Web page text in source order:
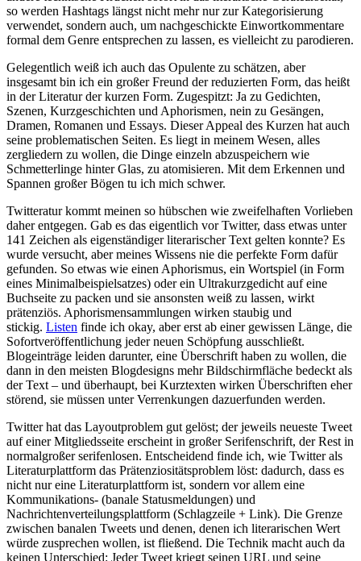
so werden Hashtags längst nicht mehr nur zur Kategorisierung
verwendet, sondern auch, um nachgeschickte Einwortkommentare
formal dem Genre entsprechen zu lassen, es vielleicht zu parodieren.
Gelegentlich weiß ich auch das Opulente zu schätzen, aber
insgesamt bin ich ein großer Freund der reduzierten Form, das heißt
in der Literatur der kurzen Form. Zugespitzt: Ja zu Gedichten,
Szenen, Kurzgeschichten und Aphorismen, nein zu Gesängen,
Dramen, Romanen und Essays. Dieser Appeal des Kurzen hat auch
seine problematischen Seiten. Es liegt in meinem Wesen, alles
zergliedern zu wollen, die Dinge einzeln abzuspeichern wie
Schmetterlinge hinter Glas, zu atomisieren. Mit dem Erkennen und
Spannen großer Bögen tu ich mich schwer.
Twitteratur kommt meinen so hübschen wie zweifelhaften Vorlieben
daher entgegen. Gab es das eigentlich vor Twitter, dass etwas unter
141 Zeichen als eigenständiger literarischer Text gelten konnte? Es
wurde versucht, aber meines Wissens nie die perfekte Form dafür
gefunden. So etwas wie einen Aphorismus, ein Wortspiel (in Form
eines Minimalbeispielsatzes) oder ein Ultrakurzgedicht auf eine
Buchseite zu packen und sie ansonsten weiß zu lassen, wirkt
prätenziös. Aphorismensammlungen wirken staubig und
stickig. Listen finde ich okay, aber erst ab einer gewissen Länge, die
Sofortveröffentlichung jeder neuen Schöpfung ausschließt.
Blogeinträge leiden darunter, eine Überschrift haben zu wollen, die
dann in den meisten Blogdesigns mehr Bildschirmfläche bedeckt als
der Text – und überhaupt, bei Kurztexten wirken Überschriften eher
störend, sie müssen unter Verrenkungen dazuerfunden werden.
Twitter hat das Layoutproblem gut gelöst; der jeweils neueste Tweet
auf einer Mitgliedsseite erscheint in großer Serifenschrift, der Rest in
normalgroßer serifenlosen. Entscheidend finde ich, wie Twitter als
Literaturplattform das Prätenziositätsproblem löst: dadurch, dass es
nicht nur eine Literaturplattform ist, sondern vor allem eine
Kommunikations- (banale Statusmeldungen) und
Nachrichtenverteilungsplattform (Schlagzeile + Link). Die Grenze
zwischen banalen Tweets und denen, denen ich literarischen Wert
würde zusprechen wollen, ist fließend. Die Technik macht auch da
keinen Unterschied: Jeder Tweet kriegt seinen URL und seine